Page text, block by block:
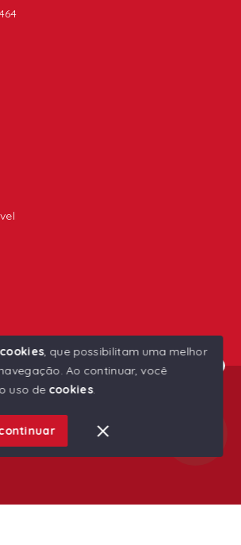
Estamos disponíveis para te ajudar.
- Ana Paula Imóveis - Todos os
cookies, que possibilitam uma melhor
Ao continuar, você
uso de cookies.